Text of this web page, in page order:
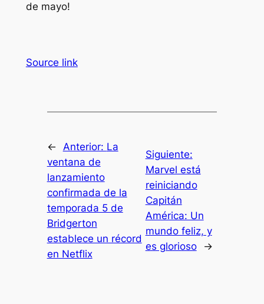
de mayo!
Source link
← Anterior: La
ventana de
lanzamiento
confirmada de la
temporada 5 de
Bridgerton
establece un récord
en Netflix
Siguiente:
Marvel está
reiniciando
Capitán
América: Un
mundo feliz, y
es glorioso
→